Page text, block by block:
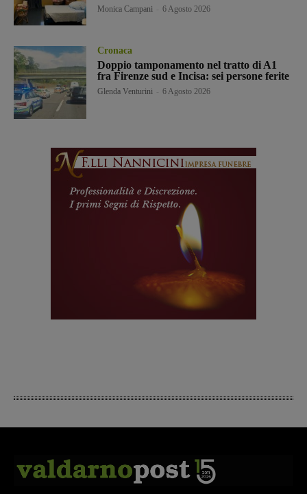
Monica Campani 6 Agosto 2026
Cronaca
Doppio tamponamento nel tratto di A1
fra Firenze sud e Incisa: sei persone ferite
Glenda Venturini 6 Agosto 2026